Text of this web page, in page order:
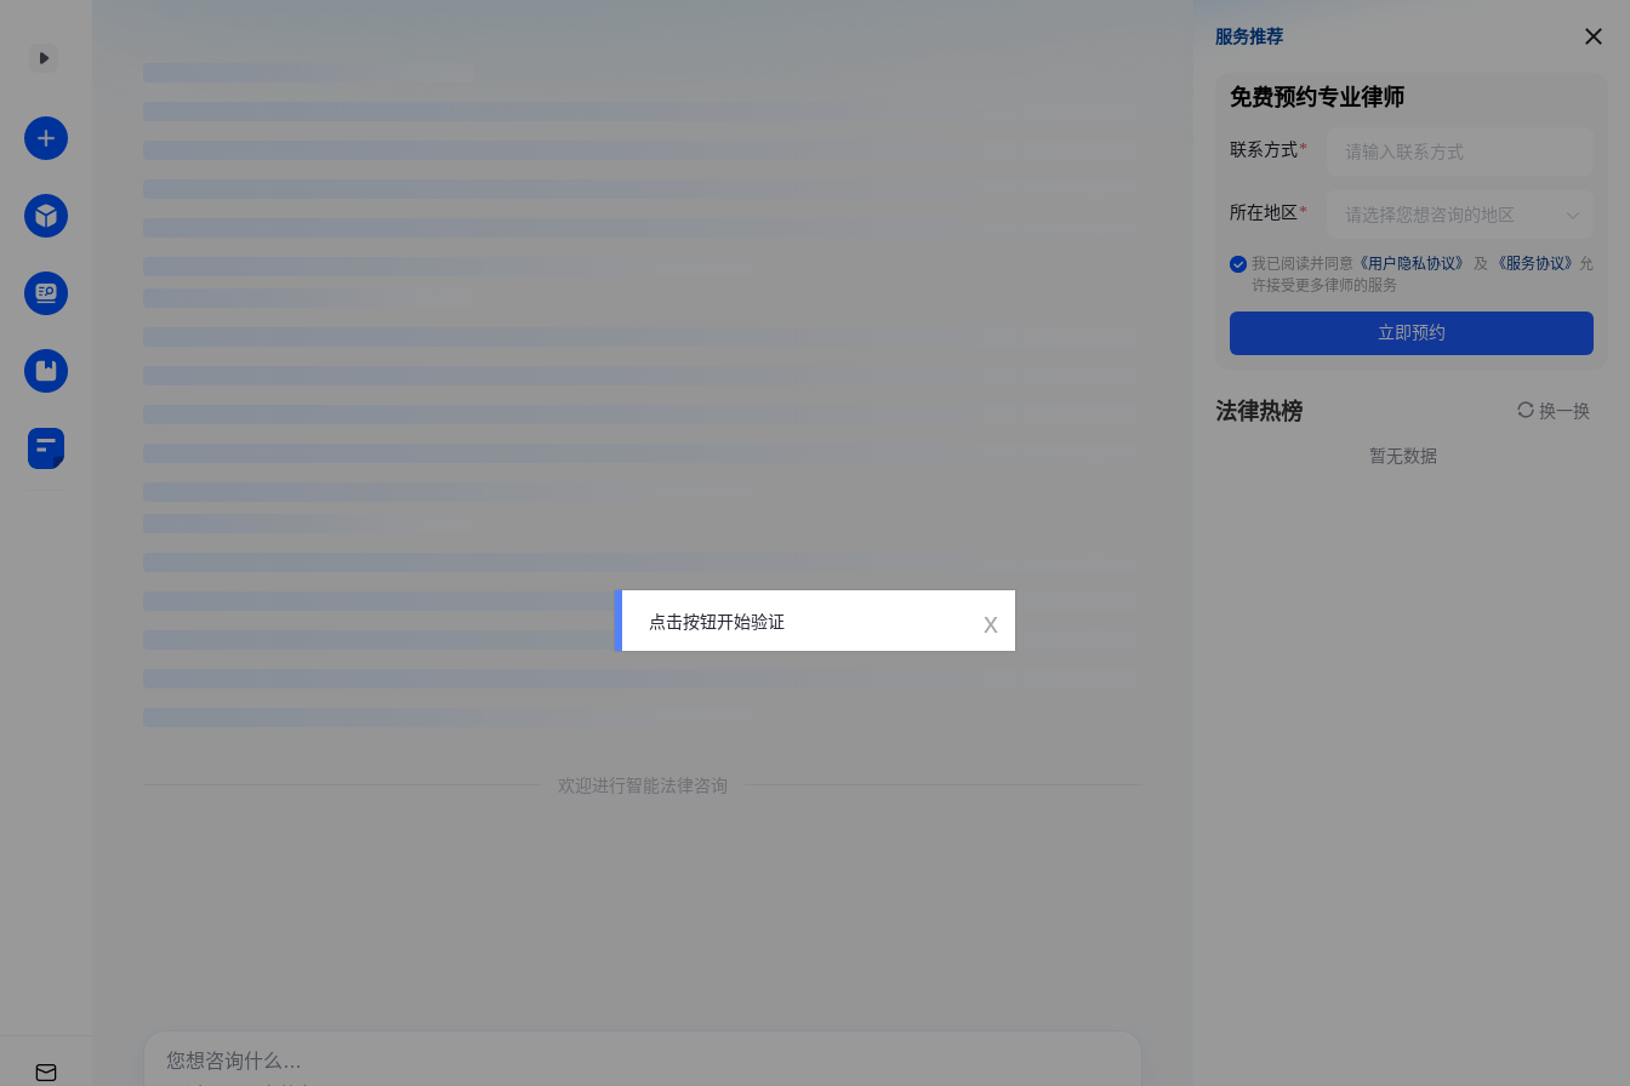
欢迎进行智能法律咨询
服务推荐
服务推荐
免费预约专业律师
联系方式
所在地区
我已阅读并同意 《用户隐私协议》 及 《服务协议》 允
许接受更多律师的服务
立即预约
法律热榜 换一换
暂无数据
点击按钮开始验证 x